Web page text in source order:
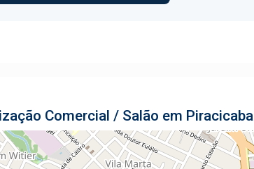
Comercial / Salão em Piracicaba